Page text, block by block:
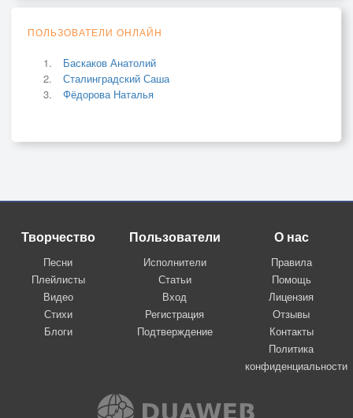
ПОЛЬЗОВАТЕЛИ ОНЛАЙН
Баскаков Анатолий
Сталинградский Саша
Фёдорова Наталья
Творчество
Песни
Плейлисты
Видео
Стихи
Блоги
Пользователи
Исполнители
Статьи
Вход
Регистрация
Подтверждение
О нас
Правила
Помощь
Лицензия
Отзывы
Контакты
Политика
конфиденциальности